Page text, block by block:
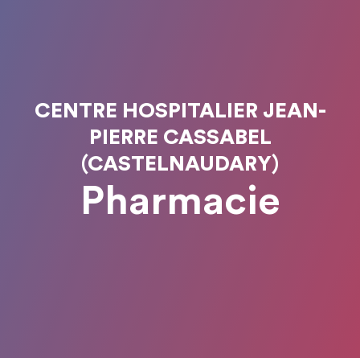
CENTRE HOSPITALIER JEAN-
PIERRE CASSABEL
(CASTELNAUDARY)
Pharmacie